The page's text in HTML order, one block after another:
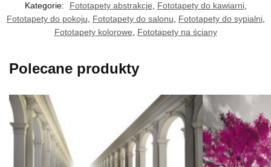
Kategorie:
Fototapety abstrakcje Fototapety do kawiarni,
Fototapety do pokoju
Fototapety do salonu Fototapety do sypialni,
Fototapety kolorowe
Fototapety na ściany
Polecane produkty